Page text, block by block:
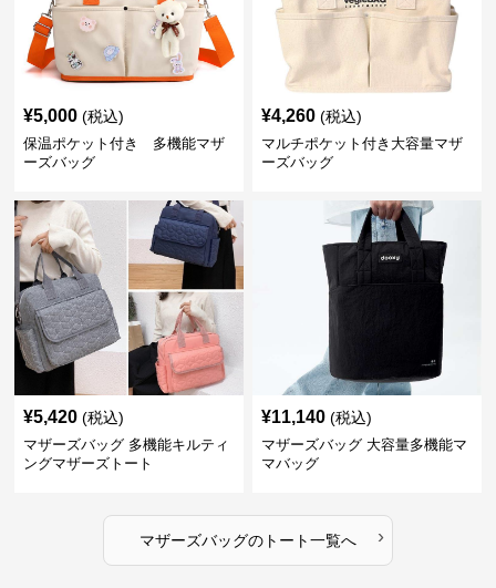
¥5,000 (税込)
保温ポケット付き 多機能マザ
ーズバッグ
¥4,260 (税込)
マルチポケット付き大容量マザ
ーズバッグ
¥5,420 (税込)
マザーズバッグ 多機能キルティ
ングマザーズトート
¥11,140 (税込)
マザーズバッグ 大容量多機能マ
マバッグ
マザーズバッグのトート一覧へ ›